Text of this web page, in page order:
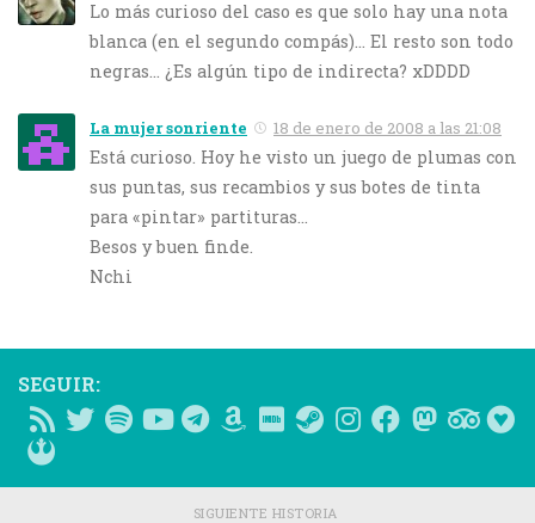
Lo más curioso del caso es que solo hay una nota
blanca (en el segundo compás)… El resto son todo
negras… ¿Es algún tipo de indirecta? xDDDD
La mujer sonriente 18 de enero de 2008 a las 21:08
Está curioso. Hoy he visto un juego de plumas con
sus puntas, sus recambios y sus botes de tinta
para «pintar» partituras…
Besos y buen finde.
Nchi
SEGUIR:
SIGUIENTE HISTORIA